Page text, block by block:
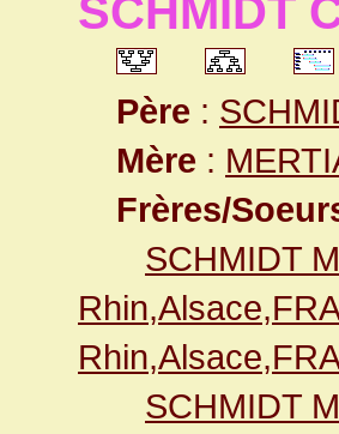
SCHMIDT
Père :
Mère :
Frères/
SCHMIDT
SCHMIDT